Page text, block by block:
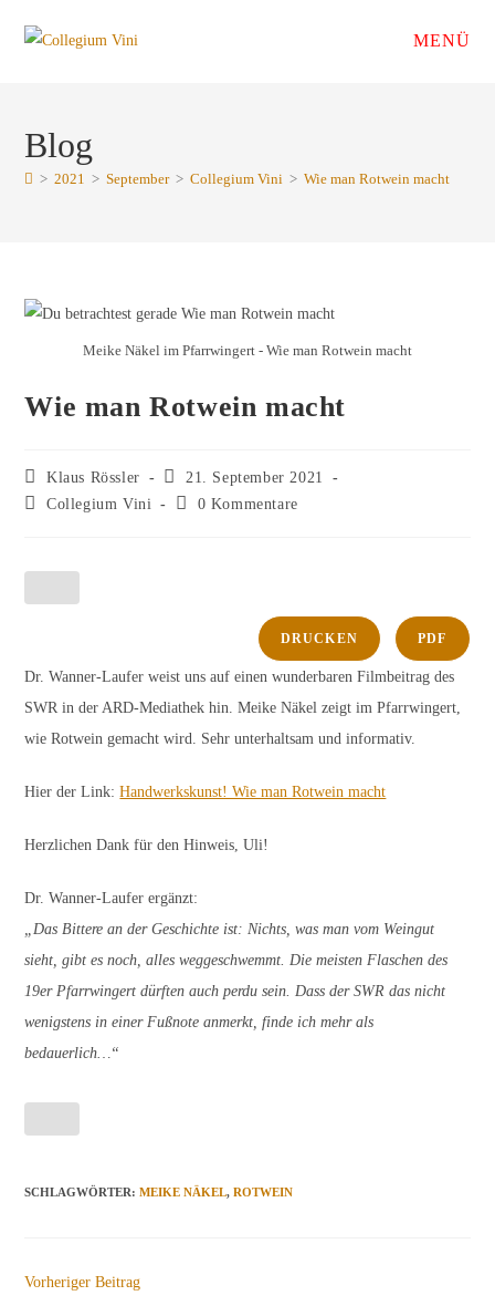
Inhalt
MENÜ
Blog
> 2021 > September > Collegium Vini > Wie man Rotwein macht
Meike Näkel im Pfarrwingert - Wie man Rotwein macht
Wie man Rotwein macht
Beitrags-
Autor:
Klaus Rössler
Beitrag
veröffentlicht:
21. September 2021
Beitrags-
Collegium Vini
Beitrags-
0 Kommentare
DRUCKEN PDF
Dr. Wanner-Laufer weist uns auf einen wunderbaren Filmbeitrag des
SWR in der ARD-Mediathek hin. Meike Näkel zeigt im Pfarrwingert,
wie Rotwein gemacht wird. Sehr unterhaltsam und informativ.
Hier der Link:Handwerkskunst! Wie man Rotwein macht
Herzlichen Dank für den Hinweis, Uli!
Dr. Wanner-Laufer ergänzt:
„Das Bittere an der Geschichte ist: Nichts, was man vom Weingut
sieht, gibt es noch, alles weggeschwemmt. Die meisten Flaschen des
19er Pfarrwingert dürften auch perdu sein. Dass der SWR das nicht
wenigstens in einer Fußnote anmerkt, finde ich mehr als
bedauerlich…“
SCHLAGWÖRTER:MEIKE NÄKEL, ROTWEIN
Weitere
Vorheriger Beitrag